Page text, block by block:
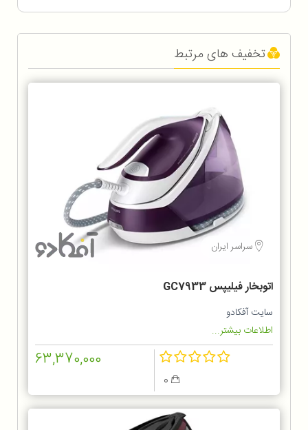
تخفیف های مرتبط
سراسر ایران
اتوبخار فیلیپس GC7933
سایت آفکادو
اطلاعات بیشتر...
63,370,000